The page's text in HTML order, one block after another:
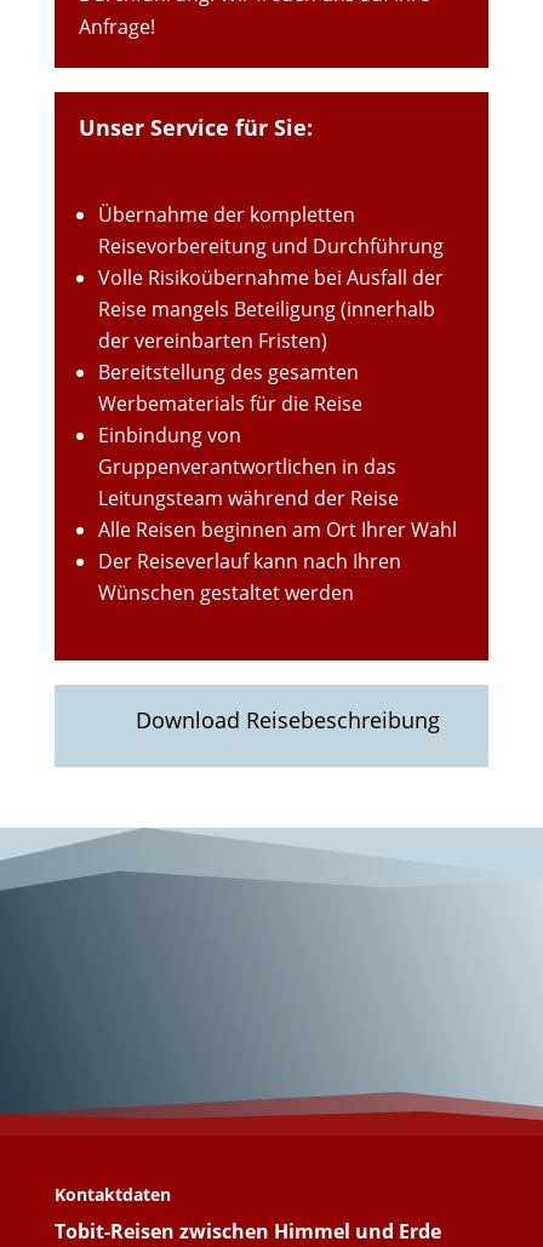
Anfrage!
Unser Service für Sie:
Übernahme der kompletten
Reisevorbereitung und Durchführung
Volle Risikoübernahme bei Ausfall der
Reise mangels Beteiligung (innerhalb
der vereinbarten Fristen)
Bereitstellung des gesamten
Werbematerials für die Reise
Einbindung von
Gruppenverantwortlichen in das
Leitungsteam während der Reise
Alle Reisen beginnen am Ort Ihrer Wahl
Der Reiseverlauf kann nach Ihren
Wünschen gestaltet werden
Download Reisebeschreibung
Kontaktdaten
Tobit-Reisen zwischen Himmel und Erde